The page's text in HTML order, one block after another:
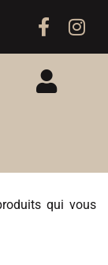
qui vous